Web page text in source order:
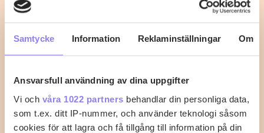
Samtycke Information Reklaminställningar Om
Ansvarsfull användning av dina uppgifter
Vi och våra 1022 partners behandlar din personliga data,
som t.ex. ditt IP-nummer, och använder teknologi såsom
cookies för att lagra och få tillgång till information på din